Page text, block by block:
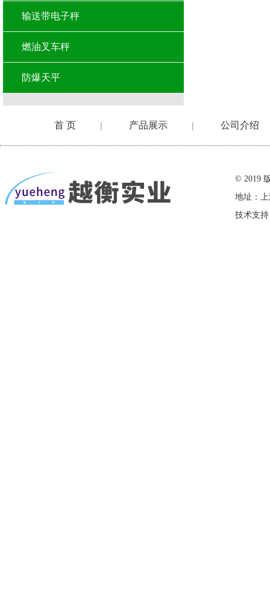
输送带电子秤
燃油叉车秤
防爆天平
首 页 | 产品展示 | 公司介绍
© 2019
地址：
技术支